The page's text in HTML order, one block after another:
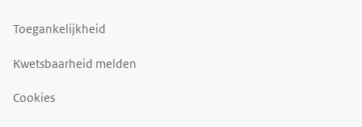
Toegankelijkheid
Kwetsbaarheid melden
Cookies